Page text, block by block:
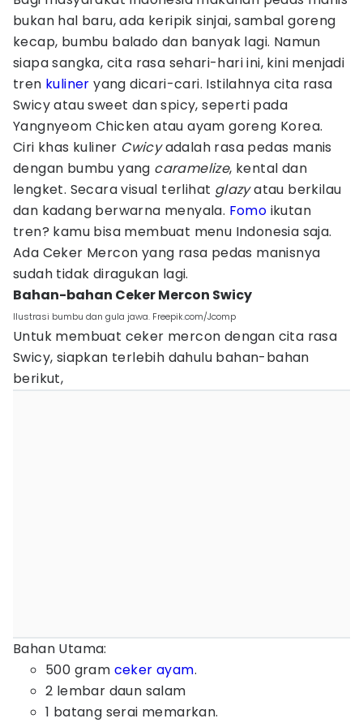
bukan hal baru, ada keripik sinjai, sambal goreng
kecap, bumbu balado dan banyak lagi. Namun
siapa sangka, cita rasa sehari-hari ini, kini menjadi
tren kuliner yang dicari-cari. Istilahnya cita rasa
Swicy atau sweet dan spicy, seperti pada
Yangnyeom Chicken atau ayam goreng Korea.
Ciri khas kuliner Cwicyadalah rasa pedas manis
dengan bumbu yang caramelize, kental dan
lengket. Secara visual terlihat glazyatau berkilau
dan kadang berwarna menyala. Fomo ikutan
tren? kamu bisa membuat menu Indonesia saja.
Ada Ceker Mercon yang rasa pedas manisnya
sudah tidak diragukan lagi.
Bahan-bahan Ceker Mercon Swicy
Ilustrasi bumbu dan gula jawa. Freepik.com/Jcomp
Untuk membuat ceker mercon dengan cita rasa
Swicy, siapkan terlebih dahulu bahan-bahan
berikut,
​Bahan Utama:
​500 gram ceker ayam.
​2 lembar daun salam
1 batang serai memarkan.